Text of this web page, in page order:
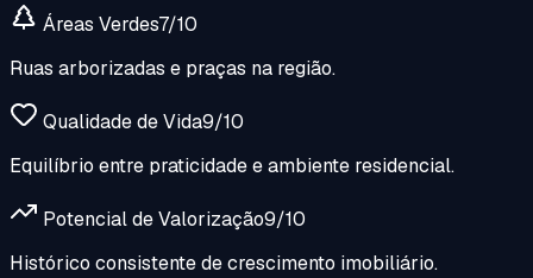
Áreas Verdes7/10
Ruas arborizadas e praças na região.
Qualidade de Vida9/10
Equilíbrio entre praticidade e ambiente residencial.
Potencial de Valorização9/10
Histórico consistente de crescimento imobiliário.